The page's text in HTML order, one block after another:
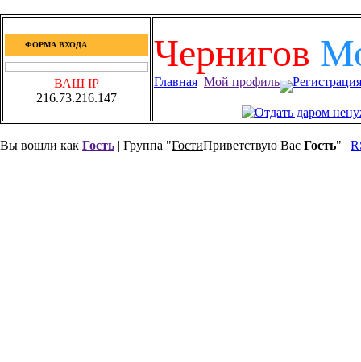
ФОРМА ВХОДА
ВАШ IP
216.73.216.147
Чернигов
Главная Мой профиль Регистрация
Вы вошли как Гость | Группа "ГостиПриветствую Вас Гость" |